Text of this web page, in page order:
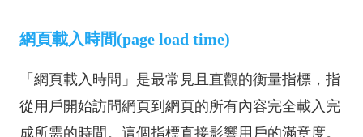
網頁載入時間(page load time)
「網頁載入時間」是最常見且直觀的衡量指標，指
從用戶開始訪問網頁到網頁的所有內容完全載入完
成所需的時間。這個指標直接影響用戶的滿意度。